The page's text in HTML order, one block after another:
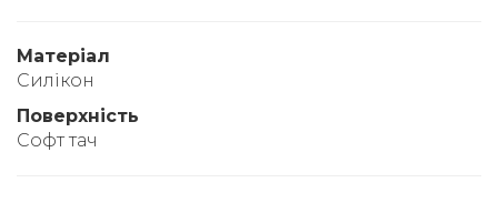
Матеріал
Силікон
Поверхність
Софт тач